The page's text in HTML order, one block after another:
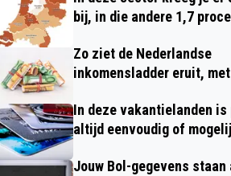
bij, in die andere 1,7
Zo ziet de Nederlandse
inkomensladder eruit,
In deze vakantielanden
altijd eenvoudig of
Jouw Bol-gegevens staan